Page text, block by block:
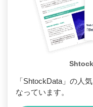
「ShtockData」の人
なっています。